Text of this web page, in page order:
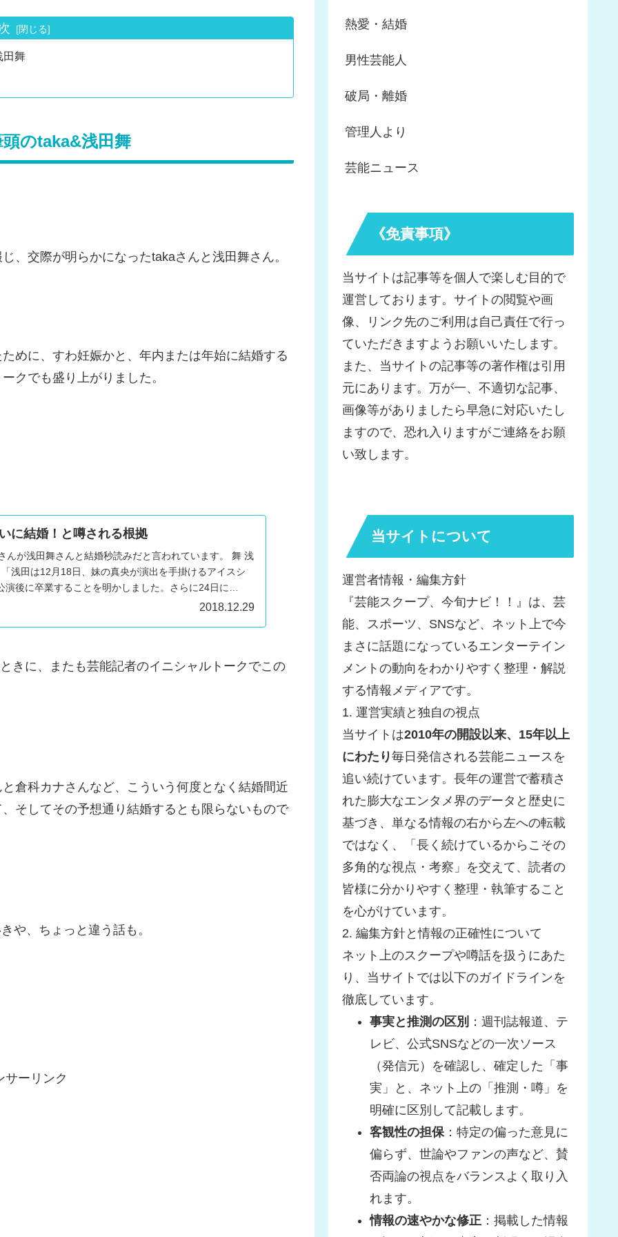
田舞
のtaka&浅田舞
、交際が明らかになったtakaさんと浅田舞さん。
めに、すわ妊娠かと、年内または年始に結婚する
クでも盛り上がりました。
に結婚！と噂される根拠
んが浅田舞さんと結婚秒読みだと言われています。 舞 浅
浅田は12月18日、妹の真央が演出を手掛けるアイスシ
演後に卒業することを明かしました。さらに24日に
2018.12.29
きに、またも芸能記者のイニシャルトークでこの
倉科カナさんなど、こういう何度となく結婚間近
そしてその予想通り結婚するとも限らないもので
や、ちょっと違う話も。
サーリンク
熱愛・結婚
男性芸能人
破局・離婚
管理人より
芸能ニュース
《免責事項》
当サイトは記事等を個人で楽しむ目的で
運営しております。サイトの閲覧や画
像、リンク先のご利用は自己責任で行っ
ていただきますようお願いいたします。
また、当サイトの記事等の著作権は引用
元にあります。万が一、不適切な記事、
画像等がありましたら早急に対応いたし
ますので、恐れ入りますがご連絡をお願
い致します。
当サイトについて
運営者情報・編集方針
『芸能スクープ、今旬ナビ！！』は、芸
能、スポーツ、SNSなど、ネット上で今
まさに話題になっているエンターテイン
メントの動向をわかりやすく整理・解説
する情報メディアです。
1. 運営実績と独自の視点
当サイトは2010年の開設以来、15年以上
にわたり毎日発信される芸能ニュースを
追い続けています。長年の運営で蓄積さ
れた膨大なエンタメ界のデータと歴史に
基づき、単なる情報の右から左への転載
ではなく、「長く続けているからこその
多角的な視点・考察」を交えて、読者の
皆様に分かりやすく整理・執筆すること
を心がけています。
2. 編集方針と情報の正確性について
ネット上のスクープや噂話を扱うにあた
り、当サイトでは以下のガイドラインを
徹底しています。
事実と推測の区別 ：週刊誌報道、テ
レビ、公式SNSなどの一次ソース
（発信元）を確認し、確定した「事
実」と、ネット上の「推測・噂」を
明確に区別して記載します。
客観性の担保 ：特定の偏った意見に
偏らず、世論やファンの声など、賛
否両論の視点をバランスよく取り入
れます。
情報の速やかな修正 ：掲載した情報